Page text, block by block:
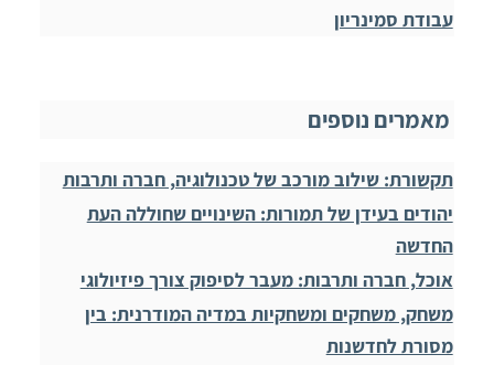
עבודת סמינריון
מאמרים נוספים
תקשורת: שילוב מורכב של טכנולוגיה, חברה ותרבות
יהודים בעידן של תמורות: השינויים שחוללה העת
החדשה
אוכל, חברה ותרבות: מעבר לסיפוק צורך פיזיולוגי
משחק, משחקים ומשחקיות במדיה המודרנית: בין
מסורת לחדשנות